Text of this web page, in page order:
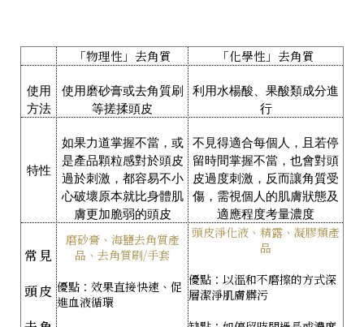
「物理性」去角質 「化學性」去角質
使用
方法
使用磨砂膏或去角質刷
等搓揉頭皮
利用水楊酸、果酸類成分進
行
特性
如果力道掌握不當，或
是產品顆粒感對於頭皮
過於刺激，都容易不小
心破壞原本就比身體肌
膚更加脆弱的頭皮
不見得適合每個人，且若停
留時間掌握不當，也會對頭
皮過度刺激，反而讓角質受
傷，需視個人的肌膚狀態及
適應程度考量濃度
常見
頭皮
磨砂膏、海鹽去角質產
品、去角質刷/手套
優點：效果直接快速、促
進血液循環
頭皮淨化液、精露、凝膠類產
品
優點：以溫和不磨擦的方式深
層潔淨肌膚髒污